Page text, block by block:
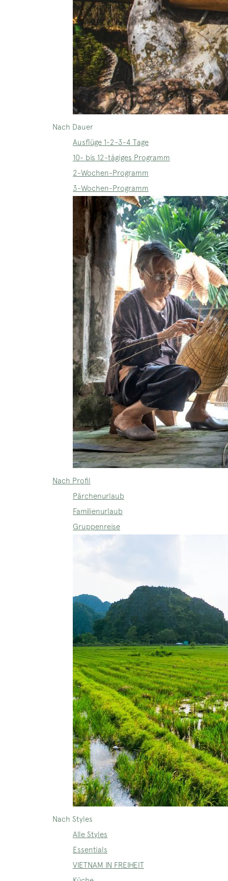
Nach Dauer
Ausflüge 1-2-3-4 Tage
10- bis 12-tägiges Programm
2-Wochen-Programm
3-Wochen-Programm
Nach Profil
Pärchenurlaub
Familienurlaub
Gruppenreise
Nach Styles
Alle Styles
Essentials
VIETNAM IN FREIHEIT